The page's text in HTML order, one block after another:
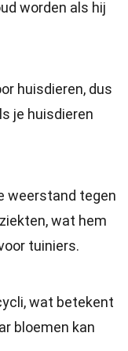
worden als hij
huisdieren, dus
je huisdieren
weerstand tegen
wat hem
tuiniers.
wat betekent
bloemen kan